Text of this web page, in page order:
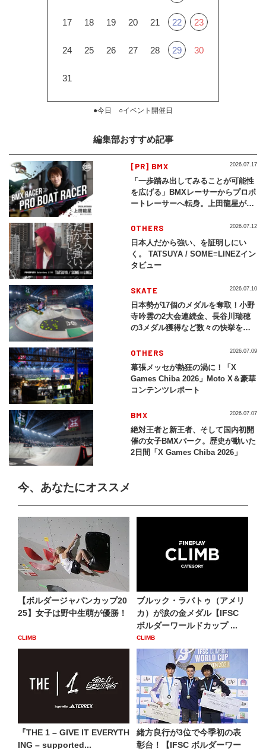
17 18 19 20 21 22 23
24 25 26 27 28 29 30
31
●今日 ○イベント開催日
編集部おすすめ記事
[PR] BMX
「一歩踏み出してみることが可能性
を広げる」BMXレーサーからプロボ
ートレーサーへ転身。上田龍星が体
2026.07.17
OTHERS
日本人だから強い、を証明しにい
く。 TATSUYA / SOME≡LINEZイン
タビュー
2026.07.12
SKATE
日本勢が17個のメダルを奪取！小野
寺吟雲の2大会連続金、長谷川瑞穂
の3メダル獲得など数々の快挙をプ
2026」
2026.07.10
OTHERS
幕張メッセが熱狂の渦に！「X
Games Chiba 2026」Moto X＆豪華
コンテンツレポート
2026.07.09
BMX
絶対王者と新王者、そして国内初開
催の女子BMXパーク。歴史が動いた
2日間「X Games Chiba 2026」
2026.07.07
今、あなたにオススメ
【ボルダージャパンカップ20
25】女子は野中生萌が優勝！
CLIMB
ブルック・ラバトゥ（アメリ
カ）が涙の金メダル【IFSC
ボルダーワールドカップ ...
CLIMB
『THE 1 – GIVE IT EVERYTH
ING – supported...
緒方良行が3位で今季初の表
彰台！【IFSC ボルダーワー